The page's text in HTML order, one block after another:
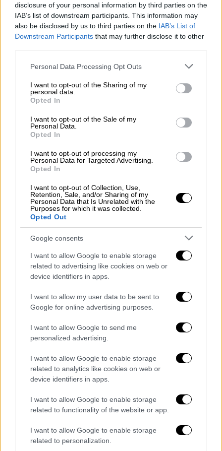
disclosure of your personal information by third parties on the
IAB’s list of downstream participants. This information may
also be disclosed by us to third parties on the IAB’s List of
Downstream Participants that may further disclose it to other
Please note that this website/app uses one or more Google
not limited to your visit or usage behaviour. You may click to
grant or deny consent to Google and its third-party tags to
use your data for below specified purposes in below Google
consent section.
Personal Data Processing Opt Outs
I want to opt-out of the Sharing of my
personal data.
Opted In
I want to opt-out of the Sale of my
Personal Data.
Opted In
I want to opt-out of processing my
Personal Data for Targeted Advertising.
Opted In
I want to opt-out of Collection, Use,
Retention, Sale, and/or Sharing of my
Personal Data that Is Unrelated with the
Purposes for which it was collected.
Opted Out
Google consents
I want to allow Google to enable storage
related to advertising like cookies on web or
device identifiers in apps.
I want to allow my user data to be sent to
Google for online advertising purposes.
I want to allow Google to send me
personalized advertising.
I want to allow Google to enable storage
related to analytics like cookies on web or
device identifiers in apps.
I want to allow Google to enable storage
related to functionality of the website or app.
I want to allow Google to enable storage
related to personalization.
Είμαι 37 χρόνια διαβητικός.Είναι ένα
εμπόδιο που θέλει μια διαχείριση, να του
δώσεις την προσοχή που του αναλογεί.
Θέλει δηλαδή και χιούμορ, θέλει να μην το
παίρνεις πολύ στα σοβαρά. Δεν πειράζει αν
δεν έχεις την τέλεια γλυκοζυλιωμένη, αν δεν
είσαι τέλειος. Θέλω να πω, ας χαλαρώσουμε
λίγο, ας φροντίζουμε τοζάχαρό
μας για να
έχουμε μια καλή ποιότητα ζωής και ηρεμίας.
είναι αυτή η σταθερότητα. Αν αγχωθείς
ανεβαίνει, αν στεναχωρηθείς ανεβαίνει, αν
διαβήτης με έφερε σε μια επαφή με το
μέσα μου και τον εαυτό μου. Ό,τι αισθάνομαι
ότι μου κάνει κακό, το σταματώ. Έχω
σταματήσει τελείως το αλεύρι, τα γλυκά δεν
το συζητάω, εννοείται. Δεν υπάρχουν για
μένα τα γλυκά. Όταν παθαίνω υπογλυκαιμίες
τρώω λίγο μέλι. Δεν το χαραμίζω πια και να
πω πως θα φάω αυτό και δεν πειράζει, γιατί
κάνω πολλές ώρες ή και μέρες να συνέλθω
ενεργητική κατάσταση. Αλκοόλ καθόλου,
εδώ και πάρα πολλά χρόνια. Αυτό έχω
πετύχει μετά από πάρα πολλά χρόνια
εμπειρίας, να μην πέφτω ποτέ. Δεν μιλούσα
για αυτό, το έκρυβα. Πράγμα το οποίο αν δεν
πεις σε κλείνει στον εαυτό σου και
μεγαλώνει το πρόβλημα και το κάνει να
δεν είναι έτσι», εξομολογήθηκε ο Νίκος